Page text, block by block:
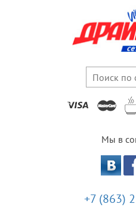
Мы в
+7 (863)